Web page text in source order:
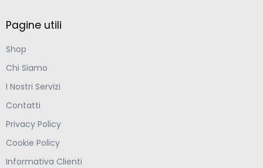
Pagine utili
Shop
Chi Siamo
I Nostri Servizi
Contatti
Privacy Policy
Cookie Policy
Informativa Clienti